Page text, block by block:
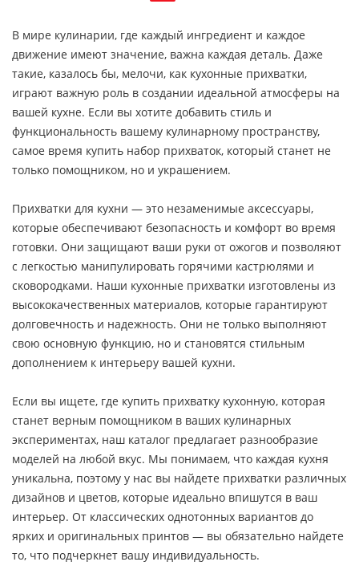
В мире кулинарии, где каждый ингредиент и каждое
движение имеют значение, важна каждая деталь. Даже
такие, казалось бы, мелочи, как кухонные прихватки,
играют важную роль в создании идеальной атмосферы на
вашей кухне. Если вы хотите добавить стиль и
функциональность вашему кулинарному пространству,
самое время купить набор прихваток, который станет не
только помощником, но и украшением.
Прихватки для кухни — это незаменимые аксессуары,
которые обеспечивают безопасность и комфорт во время
готовки. Они защищают ваши руки от ожогов и позволяют
с легкостью манипулировать горячими кастрюлями и
сковородками. Наши кухонные прихватки изготовлены из
высококачественных материалов, которые гарантируют
долговечность и надежность. Они не только выполняют
свою основную функцию, но и становятся стильным
дополнением к интерьеру вашей кухни.
Если вы ищете, где купить прихватку кухонную, которая
станет верным помощником в ваших кулинарных
экспериментах, наш каталог предлагает разнообразие
моделей на любой вкус. Мы понимаем, что каждая кухня
уникальна, поэтому у нас вы найдете прихватки различных
дизайнов и цветов, которые идеально впишутся в ваш
интерьер. От классических однотонных вариантов до
ярких и оригинальных принтов — вы обязательно найдете
то, что подчеркнет вашу индивидуальность.